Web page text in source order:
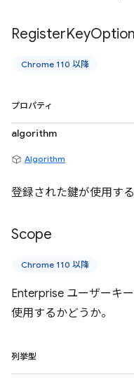
RegisterKey
Chrome 110 以降
プロパティ
algorithm
Algorithm
登録された鍵が使用す
Scope
Chrome 110 以降
Enterprise ユーザーキ
使用するかどうか。
列挙型